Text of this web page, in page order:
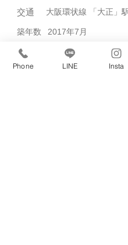
交通 大阪環状線 「大正」
築年数 2017年7月
総戸数 56戸
Phone LINE Insta